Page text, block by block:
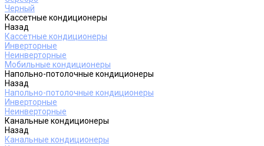
Черный
Кассетные кондиционеры
Назад
Кассетные кондиционеры
Инверторные
Неинверторные
Мобильные кондиционеры
Напольно-потолочные кондиционеры
Назад
Напольно-потолочные кондиционеры
Инверторные
Неинверторные
Канальные кондиционеры
Назад
Канальные кондиционеры